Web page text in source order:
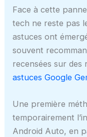
Face à cette
tech ne reste pas
astuces ont
souvent
recensées sur des
astuces Google
Une première
temporairement
Android Auto, en